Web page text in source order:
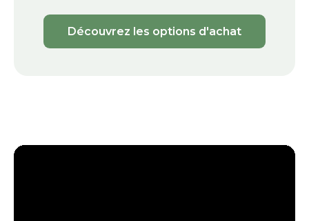
Découvrez les options d'achat